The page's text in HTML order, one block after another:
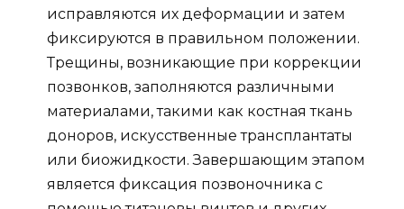
исправляются их деформации и затем
фиксируются в правильном положении.
Трещины, возникающие при коррекции
позвонков, заполняются различными
материалами, такими как костная ткань
доноров, искусственные трансплантаты
или биожидкости. Завершающим этапом
является фиксация позвоночника с